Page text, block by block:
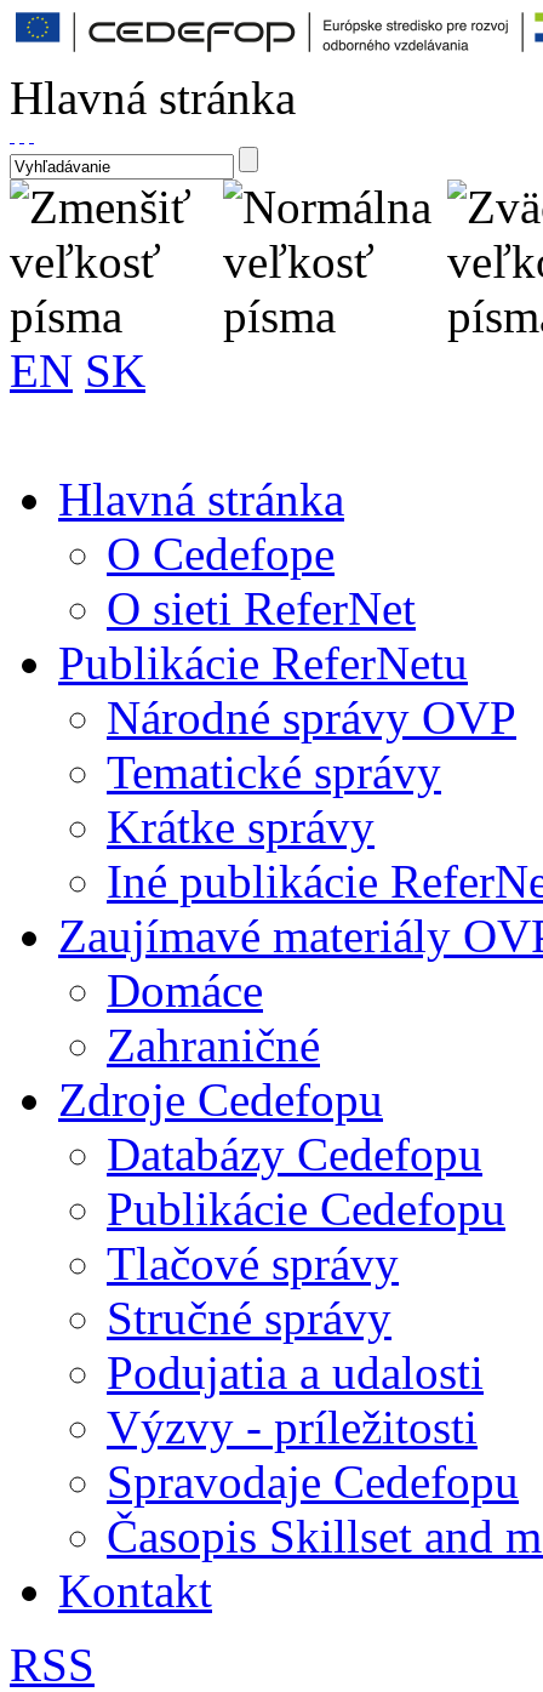
Hlavná stránka
EN SK
Hlavná stránka
O Cedefope
O sieti ReferNet
Publikácie ReferNetu
Národné správy OVP
Tematické správy
Krátke správy
Iné publikácie
Zaujímavé materiály
Domáce
Zahraničné
Zdroje Cedefopu
Databázy Cedefopu
Publikácie Cedefopu
Tlačové správy
Stručné správy
Podujatia a udalosti
Výzvy - príležitosti
Spravodaje Cedefopu
Časopis Skillset and
Kontakt
RSS